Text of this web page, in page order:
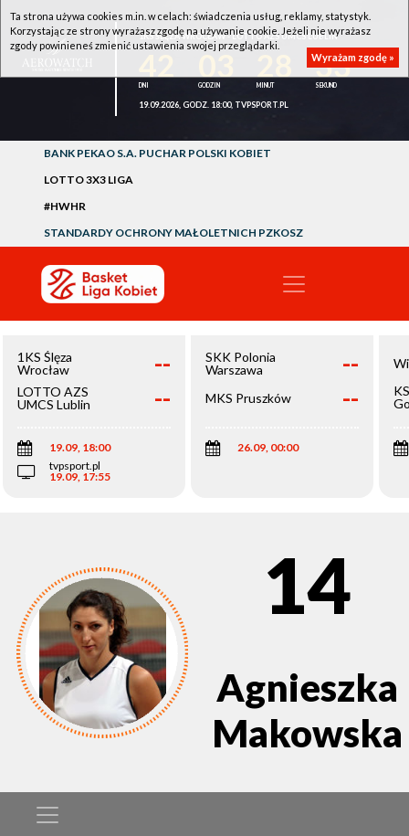
1KS ŚLĘZA WROCŁAW - LOTTO AZS UMCS LUBLIN
33
19.09.2026, GODZ. 18:00, TVPSPORT.PL
BANK PEKAO S.A. PUCHAR POLSKI KOBIET
LOTTO 3X3 LIGA
#HWHR
STANDARDY OCHRONY MAŁOLETNICH PZKOSZ
1KS Ślęza
Wrocław
--
LOTTO AZS
UMCS Lublin
--
19.09, 18:00
tvpsport.pl
19.09, 17:55
SKK Polonia
Warszawa
--
MKS Pruszków --
26.09, 00:00
14
Agnieszka
Makowska
Ta strona używa cookies m.in. w celach: świadczenia usług, reklamy, statystyk.
Korzystając ze strony wyrażasz zgodę na używanie cookie. Jeżeli nie wyrażasz
zgody powinieneś zmienić ustawienia swojej przeglądarki.
Wyrażam zgodę »